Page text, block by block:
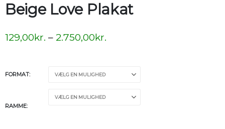
Beige Love Plakat
129,00kr. – 2.750,00kr.
FORMAT
RAMME